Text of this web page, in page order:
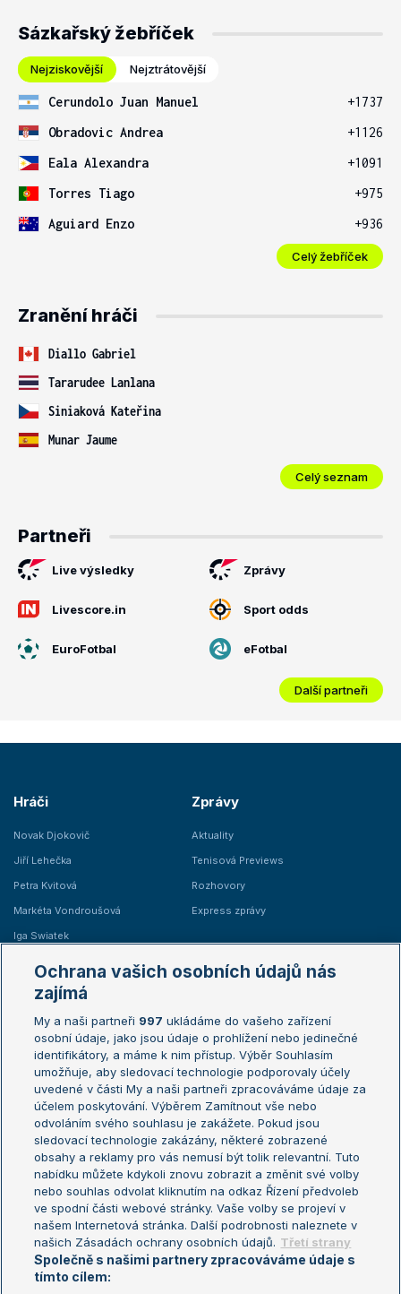
Sázkařský žebříček
Nejziskovější Nejztrátovější
Cerundolo Juan Manuel
+1737
Obradovic Andrea
+1126
Eala Alexandra
+1091
Torres Tiago
+975
Aguiard Enzo
+936
Celý žebříček
Zranění hráči
Diallo Gabriel
Tararudee Lanlana
Siniaková Kateřina
Munar Jaume
Celý seznam
Partneři
Live výsledky Zprávy
Livescore.in Sport odds
EuroFotbal eFotbal
Další partneři
Hráči
Novak Djokovič
Jiří Lehečka
Petra Kvitová
Markéta Vondroušová
Iga Swiatek
Zprávy
Aktuality
Tenisová Previews
Rozhovory
Express zprávy
Žebříčky
Žebříček ATP (muži)
Žebříček WTA (ženy)
Sázkařský žebříček
Australian Open
French Open
Wimbledon
US Open
Turnaj mistrů
Turnaj mistryň
Aktualní trendy
Fotbalové přestupy
Livesport Daily
LS Prague Open
Ochrana vašich osobních údajů nás
zajímá
My a naši partneři 997 ukládáme do vašeho zařízení
osobní údaje, jako jsou údaje o prohlížení nebo jedinečné
identifikátory, a máme k nim přístup. Výběr Souhlasím
umožňuje, aby sledovací technologie podporovaly účely
uvedené v části My a naši partneři zpracováváme údaje za
účelem poskytování. Výběrem Zamítnout vše nebo
odvoláním svého souhlasu je zakážete. Pokud jsou
sledovací technologie zakázány, některé zobrazené
obsahy a reklamy pro vás nemusí být tolik relevantní. Tuto
nabídku můžete kdykoli znovu zobrazit a změnit své volby
nebo souhlas odvolat kliknutím na odkaz Řízení předvoleb
ve spodní části webové stránky. Vaše volby se projeví v
našem Internetová stránka. Další podrobnosti naleznete v
našich Zásadách ochrany osobních údajů. Třetí strany
Společně s našimi partnery zpracováváme údaje s
tímto cílem: